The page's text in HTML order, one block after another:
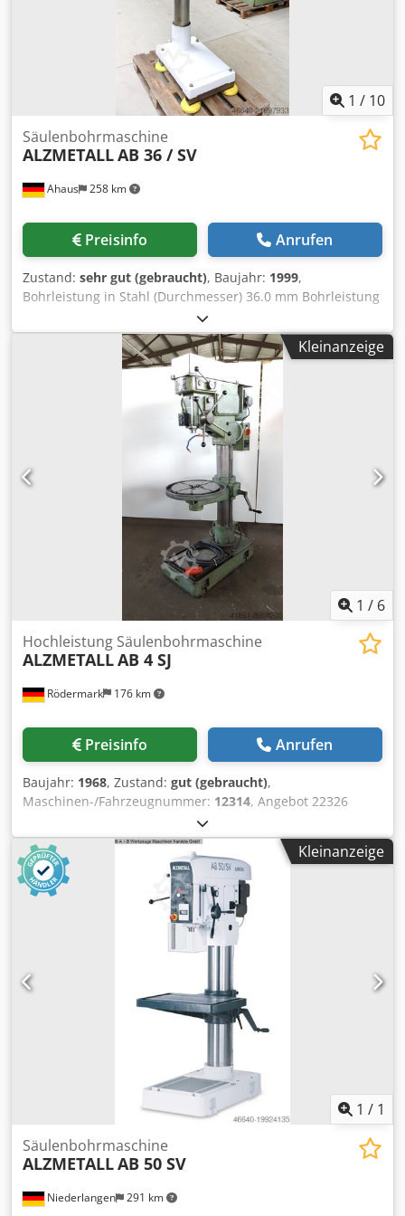
1 / 10
Ahaus 258 km
Säulenbohrmaschine
ALZMETALLAB 36 / SV
Preisinfo Anrufen
Zustand: sehr gut (gebraucht), Baujahr: 1999,
Bohrleistung in Stahl (Durchmesser) 36.0 mm Bohrleistung
in Guß 45.0 mm Ausladung 300 mm Bohrhub 160 mm
Aufnahme MK 4 Drehzahlbereich 120-900 / 240 - 1780
U/min Säulendurchmesser 145 mm Tischgröße 615 x 460
mm Vorschub 0.1 / 0.2 / 0.3 / 0.4 mm/U
Gesamtleistungsbedarf 1.75 / 2.5 kW Gewicht 440 kg
Abmessungen 1200 x 800 x 2300 mm gepflegter Zustand
(!!) aktueller Neupreis ca. 18.000 Euro Sonderpreis auf
Anfrage Ausstattung: - robuste Säulenbohrmaschine
(Keilriemen) Dsdpfx Akjy Agpqe Djck - elektromagnetische
Vorschubkupplung = Spindelvorschub * mit
Überlastsicherung und elektrischer Griffkreuzschaltung -
Pilzdrucktaster (verrastend) für NOT-AUS, in der
Frontplatte - elektrische stufenlose Drehzahlverstellung -
digitale Drehzahlanzeige - Rechts-Lauf der Bohrspindel -
polumschaltbarer Antriebsmotor - stufenlos einstellbarer
Bohrtiefenanschlag - Arbeitstisch mit 2x T-Nuten -
höhenverstellbar - Bedienungsanleitung in Deutsch
Kleinanzeige
1 / 6
Rödermark 176 km
Hochleistung Säulenbohrmaschine
ALZMETALLAB 4 SJ
Preisinfo Anrufen
Baujahr: 1968, Zustand: gut (gebraucht),
Maschinen-/Fahrzeugnummer: 12314, Angebot 22326
Technische Daten: - Bohrleistung in Stahl ST 60 35 mm -
Bohrvermögen in Stahl ST 60 40 mm -
Bohrspindelaufnahme MK 4 - Bohrspindelhub 170 mm -
Ausladung 345 mm - Rundtisch mit 2 T-Nuten 550 mm -
max. Abstand Tisch – Bohrspindel 650 mm - max. Abstand
Grundplatte – Bohrspindel 1000 mm - Vorschübe 0,09 -
0,16 - 0,28 mm/U - AZ Getriebe stufenlos mit
Schaltgetriebe - Bohrspindeldrehzahlen stufenlos
regulierbar 40 - 720 U/min - Rechts. - Linkslauf - Antrieb
400 V / 2,5 kW - Beleuchtung Dcjdpekt Nqqofx Ak Dsk -
Kühlmitteleinrichtung - Platzbedarf ca. B 750 x H 1950 x T
Kleinanzeige
1 / 1
Niederlangen 291 km
Säulenbohrmaschine
ALZMETALLAB 50 SV